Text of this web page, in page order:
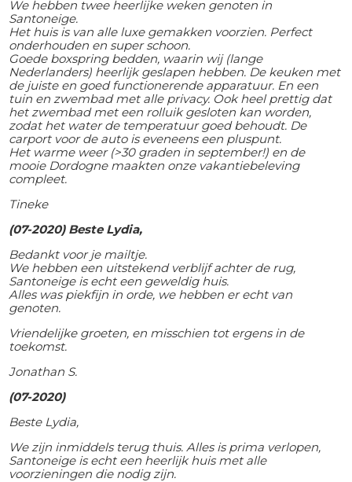
We hebben twee heerlijke weken genoten in
Santoneige.
Het huis is van alle luxe gemakken voorzien. Perfect
onderhouden en super schoon.
Goede boxspring bedden, waarin wij (lange
Nederlanders) heerlijk geslapen hebben. De keuken met
de juiste en goed functionerende apparatuur. En een
tuin en zwembad met alle privacy. Ook heel prettig dat
het zwembad met een rolluik gesloten kan worden,
zodat het water de temperatuur goed behoudt. De
carport voor de auto is eveneens een pluspunt.
Het warme weer (>30 graden in september!) en de
mooie Dordogne maakten onze vakantiebeleving
compleet.
Tineke
(07-2020) Beste Lydia,
Bedankt voor je mailtje.
We hebben een uitstekend verblijf achter de rug,
Santoneige is echt een geweldig huis.
Alles was piekfijn in orde, we hebben er echt van
genoten.
Vriendelijke groeten, en misschien tot ergens in de
toekomst.
Jonathan S.
(07-2020)
Beste Lydia,
We zijn inmiddels terug thuis. Alles is prima verlopen,
Santoneige is echt een heerlijk huis met alle
voorzieningen die nodig zijn.